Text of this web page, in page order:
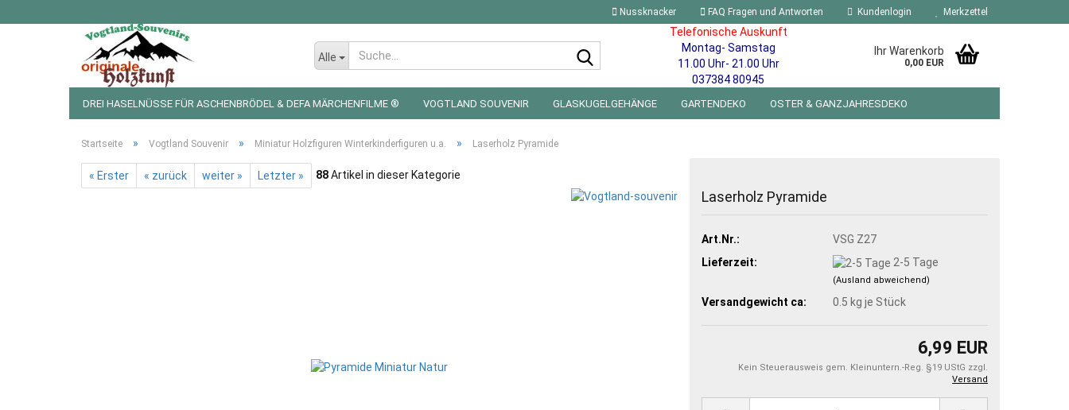
Nussknacker FAQ Fragen und Antworten Kundenlogin Merkzettel
Alle
Telefonische Auskunft
Montag- Samstag
11.00 Uhr- 21.00 Uhr
037384 80945
Ihr Warenkorb
0,00 EUR
DREI HASELNÜSSE FÜR ASCHENBRÖDEL & DEFA MÄRCHENFILME ® VOGTLAND SOUVENIR GLASKUGELGEHÄNGE GARTENDEKO OSTER & GANZJAHRESDEKO
Startseite » Vogtland Souvenir » Miniatur Holzfiguren Winterkinderfiguren u.a. » Laserholz Pyramide
« Erster « zurück weiter » Letzter » 88Artikel in dieser Kategorie
Laserholz Pyramide
Art.Nr.:
VSG Z27
Lieferzeit:
2-5 Tage
(Ausland abweichend)
Versandgewicht ca: 0.5 kg je Stück
6,99 EUR
Kein Steuerausweis gem. Kleinuntern.-Reg. §19 UStG zzgl.
Versand